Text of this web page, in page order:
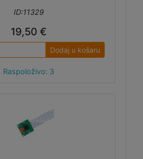
ID:11329
19,50 €
Dodaj u košaru
Raspoloživo: 3